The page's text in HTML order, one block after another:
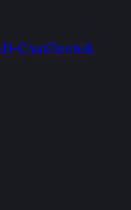
t-ChatDestek